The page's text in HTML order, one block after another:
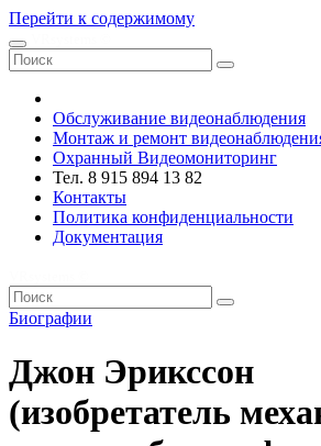
Перейти к содержимому
Обслуживание видеонаблюдения
Монтаж и ремонт
Охранный Видеомониторинг
Тел. 8 915 894 13 82
Контакты
Политика конфиденциальности
Документация
Биографии
Джон Эрикссон
(изобретатель